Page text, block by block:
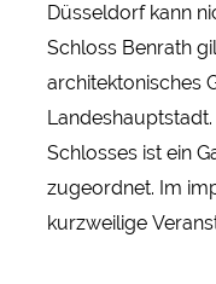
Düsseldorf kann
Schloss Benrath
architektonisches
Schlosses ist ein
zugeordnet. Im
kurzweilige